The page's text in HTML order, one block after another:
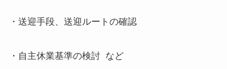
・送迎手段、送迎ルートの確認
・自主休業基準の検討 など